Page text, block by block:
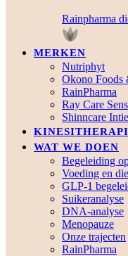
Rainpharma
MERKEN
Nutriphyt
Okono Foods
RainPharma
Ray Care
Shinncare
WAT WE DOEN
Begeleiding
Voeding en
GLP-1
Suikeranalyse
DNA-analyse
Menopauze
Onze trajecten
RainPharma